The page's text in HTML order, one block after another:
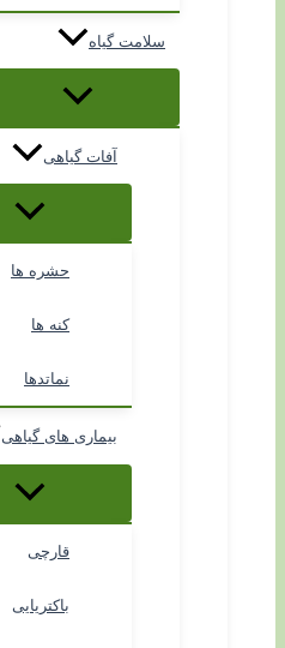
سلامت گیاه
آفات گیاهی
حشره ها
کنه ها
نماتدها
بیماری های گیاهی
قارچی
باکتریایی